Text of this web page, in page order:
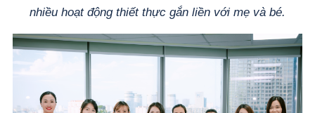
nhiều hoạt động thiết thực gắn liền với mẹ và bé.